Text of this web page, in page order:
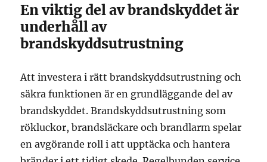
En viktig del av brandskyddet är
underhåll av
brandskyddsutrustning
Att investera i rätt brandskyddsutrustning och
säkra funktionen är en grundläggande del av
brandskyddet. Brandskyddsutrustning som
rökluckor, brandsläckare och brandlarm spelar
en avgörande roll i att upptäcka och hantera